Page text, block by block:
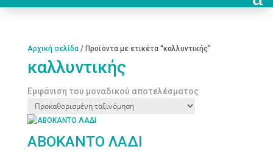
Αρχική σελίδα/ Προϊόντα με ετικέτα “καλλυντικής”
καλλυντικής
Εμφάνιση του μοναδικού αποτελέσματος
ΑΒΟΚΑΝΤΟ ΛΑΔΙ